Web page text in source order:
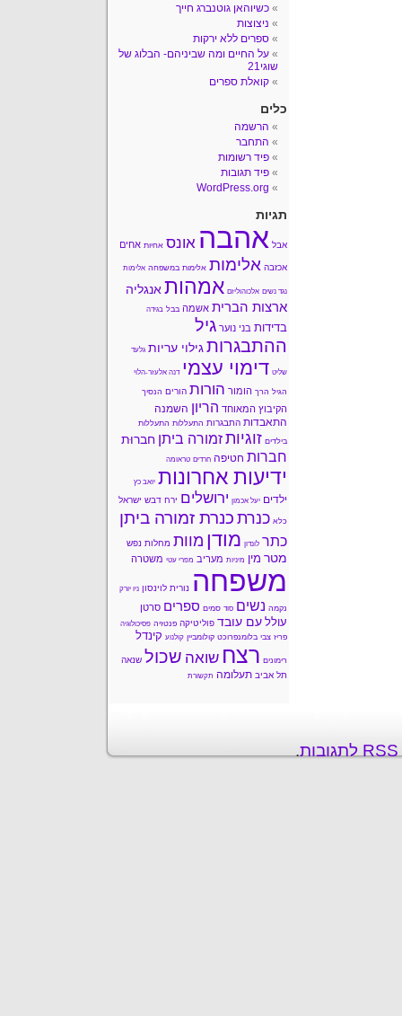
כשיוהאן גוטנברג חייך
ניצוצות
ספרים ללא ירקות
על החיים ומה שביניהם- הבלוג של
שוגי21
קואלת ספרים
כלים
הרשמה
התחבר
פיד רשומות
פיד תגובות
WordPress.org
תגיות
אבל אהבה אונס אחיות אחים
אכזבה אלימות אלימות במשפחה אלימות
נגד נשים אלכוהוליזם אמהותאנגליה
ארצות הברית אשמה בבל בגידה
בדידות בני נוער גיל
ההתבגרות גילוי עריות גלעד
שליט דימוי עצמי דנה אלעזר-הלוי
הגיל הרך הומור הורות הורים הנסיך
הקיבוץ המאוחד הריון השמנה
התאבדות התבגרות התעללות התעללות
בילדים זוגיותזמורה ביתן חברוּת
חברות חטיפה חרדים טראומה
ידיעות אחרונות יואב כץ
ילדים יעל אכמון ירושלים ירח דבש ישראל
כלא כנרת כנרת זמורה ביתן
כתר לונדון מודן מוות מחלות נפש
מטר מין מיניות מעריב מפרי עטי משטרה
משפחה נורית לוינסון ניו יורק
נקמה נשים סוד סמים ספרים סרטן
עולל עם עובד פוליטיקה פנטזיה פסיכולוגיה
פריז צבי בלומנפרוכט קולומביין קולנוע קינדל
רימונים רצח שואה שכול שנאה
תל אביב תעלומה תקשורת
.